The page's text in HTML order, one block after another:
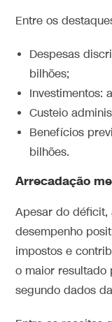
Entre os
Despesas
bilhões;
Investimentos:
Custeio
Benefícios
bilhões.
Arrecadação
Apesar do déficit,
desempenho
impostos e
o maior resultado
segundo dados